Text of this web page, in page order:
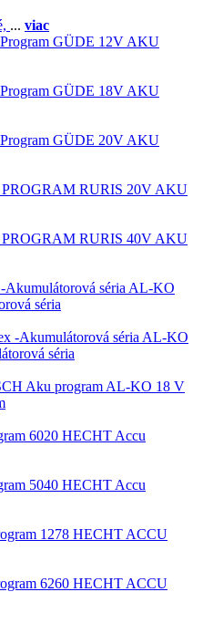
... viac
GÜDE 12V AKU
GÜDE 18V AKU
GÜDE 20V AKU
RURIS 20V AKU
RURIS 40V AKU
AL-KO
séria
AL-KO
séria
AL-KO 18 V
HECHT Accu
HECHT Accu
HECHT ACCU
HECHT ACCU